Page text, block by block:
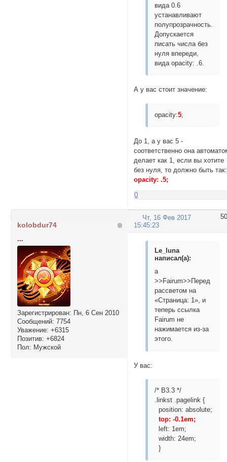
вида 0.6
устанавливают
полупрозрачность.
Допускается
писать числа без
нуля впереди,
вида opacity: .6.
А у вас стоит значение:
opacity:5;
До 1, а у вас 5 -
соответственно она
делает как 1, если вы хотите
без нуля, то должно быть так:
opacity: .5;
0
50
Чт, 16 Фев 2017
15:45:23
kolobdur74
...
Зарегистрирован: Пн, 6 Сен 2010
Сообщений: 7754
Уважение: +6315
Позитив: +6824
Пол: Мужской
Le_luna
написал(а):
а
>>Fairum>>Перед
рассветом на
«Страница: 1», и
теперь ссылка
Fairum не
нажимается из-за
этого.
У вас:
/* B3.3 */
.linkst .pagelink {
position: absolute;
top: -0.1em;
left: 1em;
width: 24em;
}